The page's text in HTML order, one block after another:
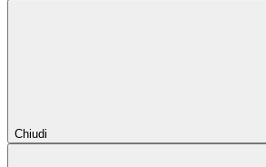
Chiudi